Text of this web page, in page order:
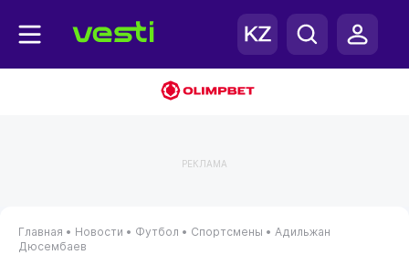
РЕКЛАМА
Главная • Новости • Футбол • Спортсмены • Адильжан
Дюсембаев